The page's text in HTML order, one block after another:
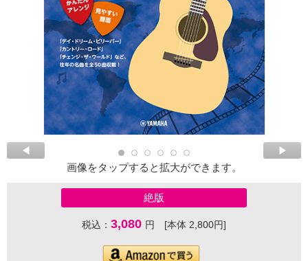
画像をタップすると拡大ができます。
絶版
税込： 3,080 円 [本体 2,800円]